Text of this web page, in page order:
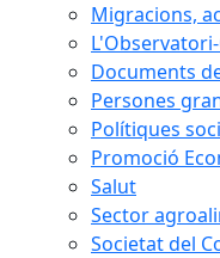
Migracions,
Documents
Persones
Polítiques
Promoció
Salut
Sector
Societat del